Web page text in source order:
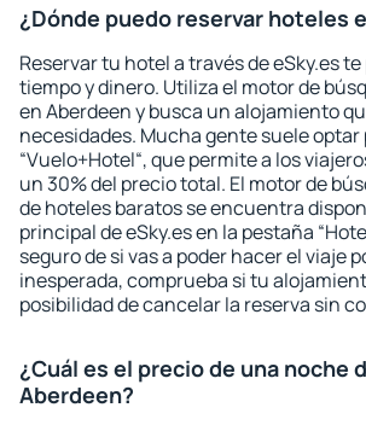
¿Dónde puedo reservar hoteles
Reservar tu hotel a través de eSky.es
tiempo y dinero. Utiliza el motor de
en Aberdeen y busca un alojamiento
necesidades. Mucha gente suele optar
“Vuelo+Hotel“, que permite a los
un 30% del precio total. El motor de
de hoteles baratos se encuentra
principal de eSky.es en la pestaña
seguro de si vas a poder hacer el viaje
inesperada, comprueba si tu
posibilidad de cancelar la reserva sin
¿Cuál es el precio de una noche
Aberdeen?